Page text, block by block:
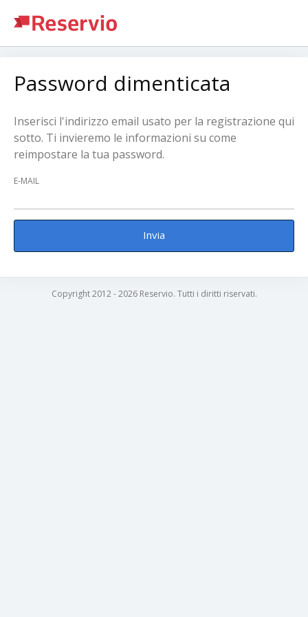
Password dimenticata
Inserisci l'indirizzo email usato per la registrazione qui
sotto. Ti invieremo le informazioni su come
reimpostare la tua password.
E-MAIL
Invia
Copyright 2012 - 2026 Reservio. Tutti i diritti riservati.